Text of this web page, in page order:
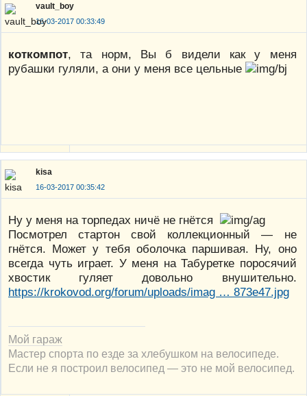
vault_boy
16-03-2017 00:33:49
коткомпот, та норм, Вы б видели как у меня
рубашки гуляли, а они у меня все цельные
kisa
16-03-2017 00:35:42
Ну у меня на торпедах ничё не гнётся
Посмотрел стартон свой коллекционный — не
гнётся. Может у тебя оболочка паршивая. Ну, оно
всегда чуть играет. У меня на Табуретке поросячий
хвостик гуляет довольно внушительно.
https://krokovod.org/forum/uploads/imag … 873e47.jpg
Мой гараж
Мастер спорта по езде за хлебушком на велосипеде.
Если не я построил велосипед — это не мой велосипед.